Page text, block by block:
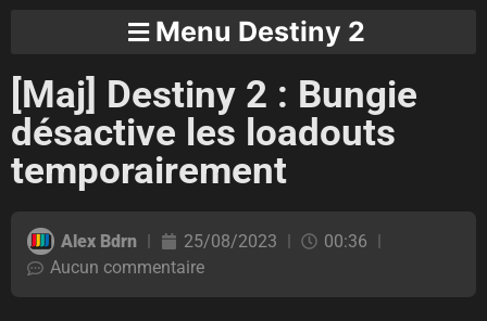
Menu Destiny 2
[Maj] Destiny 2 : Bungie
désactive les loadouts
temporairement
Alex Bdrn 25/08/2023
00:36
Aucun commentaire